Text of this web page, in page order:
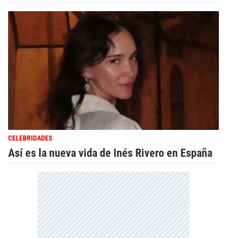
CELEBRIDADES
Así es la nueva vida de Inés Rivero en España